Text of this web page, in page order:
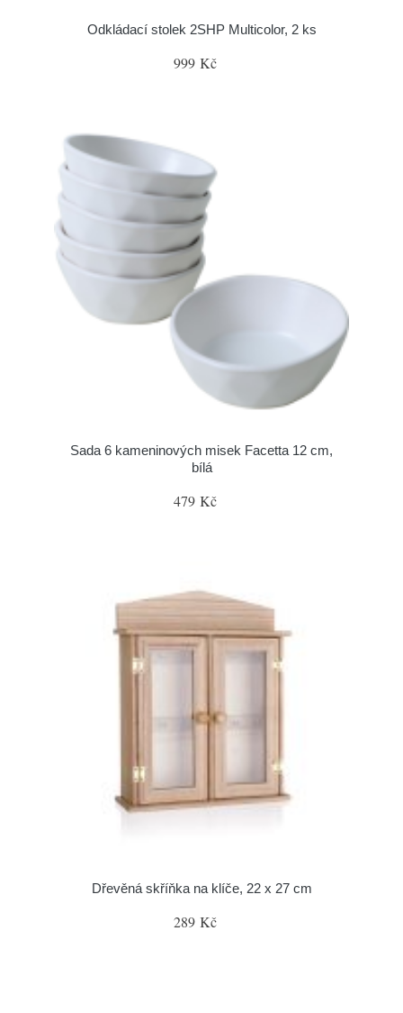
Odkládací stolek 2SHP Multicolor, 2 ks
999 Kč
Sada 6 kameninových misek Facetta 12 cm,
bílá
479 Kč
Dřevěná skříňka na klíče, 22 x 27 cm
289 Kč